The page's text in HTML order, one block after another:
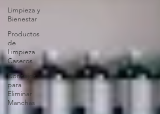
Limpieza y
Bienestar
Productos
de
Limpieza
Caseros
Consejos
para
Eliminar
Manchas